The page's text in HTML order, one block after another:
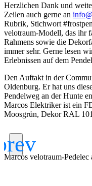
Herzlichen Dank und
Zeilen auch gerne an
Rubrik, Stichwort
velotraum-Modell, das ihr
Rahmens sowie die
immer sehr. Gerne lesen
Erlebnissen auf dem
Den Auftakt in der
Oldenburg. Er hat uns
Pendelweg an der Hunte
Marcos Elektriker ist ein
Moosgrün, Dekor RAL
Marcos velotraum-Pedelec